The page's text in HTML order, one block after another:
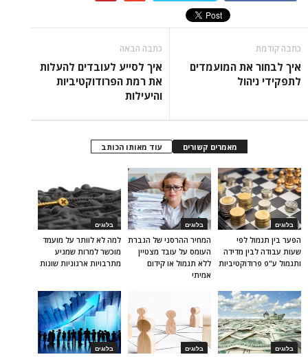
כתבה קודמת
איך לבחור את המועמדים
לתפקידי ניהול
כתבה הבאה
איך לסייע לעובדים להעלות
את רמת הפרודוקטיביות
והיעילות
מאמרים קשורים עוד מאותו הכותב
בלוגים
למה לא לוותר על מועמד
מוכשר למרות שמגיע
מתרבויות ארגוניות שונות
בלוגים
המחיר ההרסני של הגברת
העומס על עובד מצטיין
ללא תגמול או קידום
אמיתי
בלוגים
הפער בין תגמול לפי
שעות עבודה לבין מדידה
ותגמול ע"פ פרודוקטיביות
בלוגים בלוגים בלוגים